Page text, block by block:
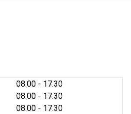
08.00 - 17.30
08.00 - 17.30
08.00 - 17.30